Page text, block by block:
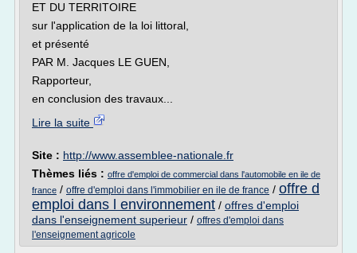
ET DU TERRITOIRE
sur l'application de la loi littoral,
et présenté
PAR M. Jacques LE GUEN,
Rapporteur,
en conclusion des travaux...
Lire la suite
Site : http://www.assemblee-nationale.fr
Thèmes liés : offre d'emploi de commercial dans l'automobile en ile de
france / offre d'emploi dans l'immobilier en ile de france / offre d
emploi dans l environnement / offres d'emploi
dans l'enseignement superieur / offres d'emploi dans
l'enseignement agricole